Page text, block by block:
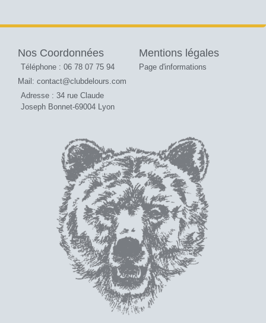
Nos Coordonnées
Téléphone : 06 78 07 75 94
Mail: contact@clubdelours.com
Adresse : 34 rue Claude
Joseph Bonnet-69004 Lyon
Mentions légales
Page d'informations